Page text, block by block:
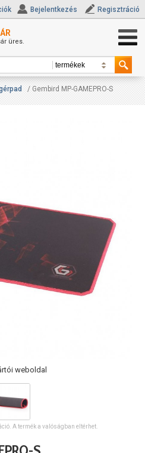
Bejelentkezés Regisztráció
üres.
/ Gembird MP-GAMEPRO-S
weboldal
A termék a valóságban eltérhet.